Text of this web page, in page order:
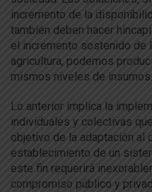
incremento de la
también deben hacer
el incremento sostenido de
agricultura, podemos
mismos niveles de insumos.
Lo anterior implica la
individuales y colectivas
objetivo de la adaptación al
establecimiento de un
este fin requerirá
compromiso público y